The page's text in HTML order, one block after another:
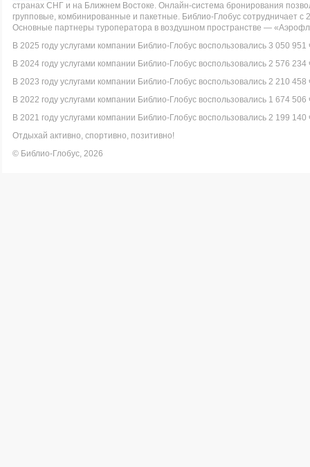
странах СНГ и на Ближнем Востоке. Онлайн-система бронирования
групповые, комбинированные и пакетные. Библио-Глобус сотрудничает
Основные партнеры туроператора в воздушном пространстве —
В 2025 году услугами компании Библио-Глобус воспользовались 3 050 951
В 2024 году услугами компании Библио-Глобус воспользовались 2 576 234
В 2023 году услугами компании Библио-Глобус воспользовались 2 210 458
В 2022 году услугами компании Библио-Глобус воспользовались 1 674 506
В 2021 году услугами компании Библио-Глобус воспользовались 2 199 140
Отдыхай активно, спортивно, позитивно!
© Библио-Глобус, 2026